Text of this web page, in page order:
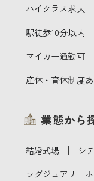
ハイクラス求人
駅徒歩10分以内
マイカー通勤可
産休・育休制度あ
業態から
結婚式場 ｜ シ
ラグジュアリー